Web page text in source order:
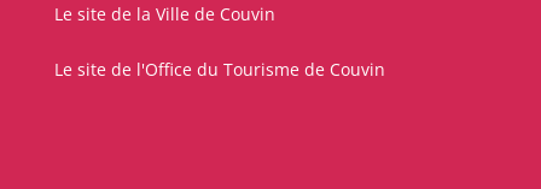
Le site de la Ville de Couvin
Le site de l'Office du Tourisme de Couvin